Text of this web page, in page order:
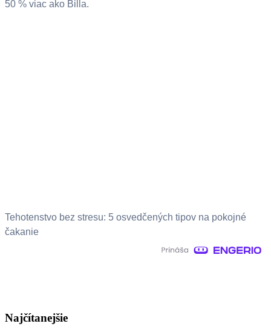
50 % viac ako Billa.
Tehotenstvo bez stresu: 5 osvedčených tipov na pokojné
čakanie
Najčítanejšie